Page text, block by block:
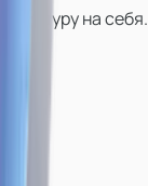
на себя.